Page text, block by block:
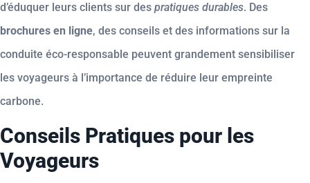
d’éduquer leurs clients sur des pratiques durables. Des
brochures en ligne, des conseils et des informations sur la
conduite éco-responsable peuvent grandement sensibiliser
les voyageurs à l’importance de réduire leur empreinte
carbone.
Conseils Pratiques pour les
Voyageurs